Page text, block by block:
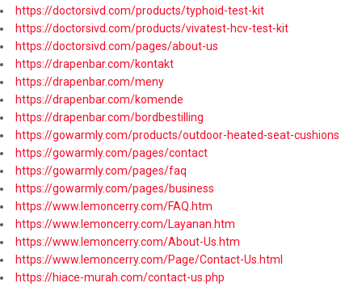
https://doctorsivd.com/products/typhoid-test-kit
https://doctorsivd.com/products/vivatest-hcv-test-kit
https://doctorsivd.com/pages/about-us
https://drapenbar.com/kontakt
https://drapenbar.com/meny
https://drapenbar.com/komende
https://drapenbar.com/bordbestilling
https://gowarmly.com/products/outdoor-heated-seat-cushions
https://gowarmly.com/pages/contact
https://gowarmly.com/pages/faq
https://gowarmly.com/pages/business
https://www.lemoncerry.com/FAQ.htm
https://www.lemoncerry.com/Layanan.htm
https://www.lemoncerry.com/About-Us.htm
https://www.lemoncerry.com/Page/Contact-Us.html
https://hiace-murah.com/contact-us.php